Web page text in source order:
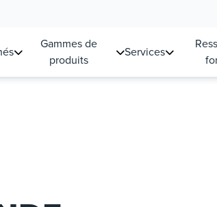
Gammes de
produits
Services